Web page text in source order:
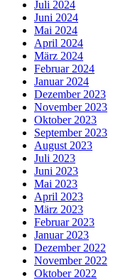
Juli 2024
Juni 2024
Mai 2024
April 2024
März 2024
Februar 2024
Januar 2024
Dezember 2023
November 2023
Oktober 2023
September 2023
August 2023
Juli 2023
Juni 2023
Mai 2023
April 2023
März 2023
Februar 2023
Januar 2023
Dezember 2022
November 2022
Oktober 2022